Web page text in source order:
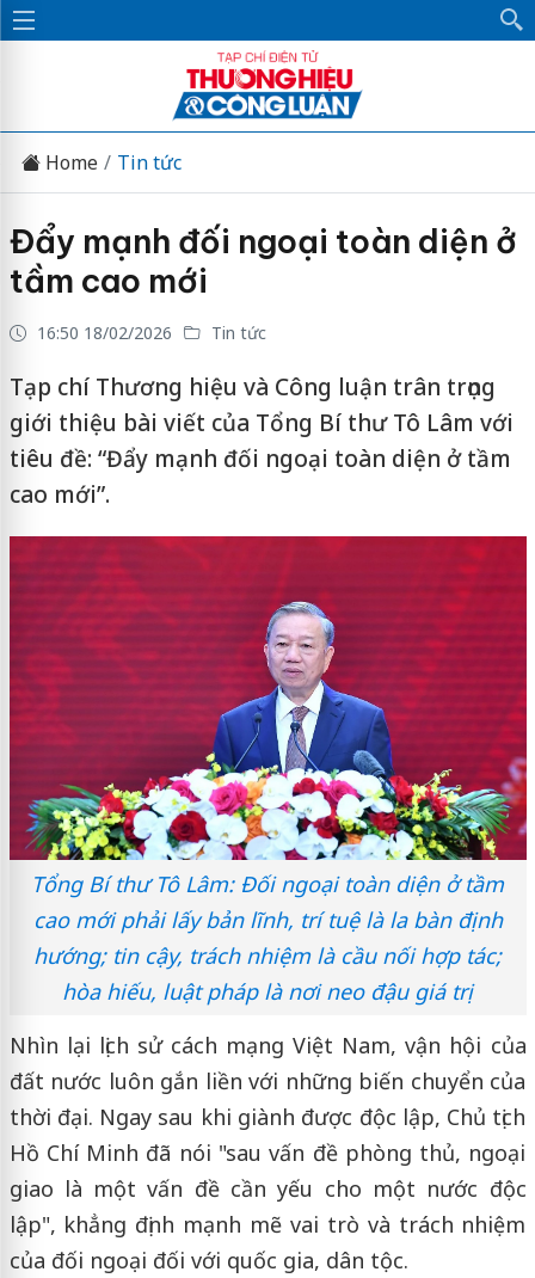
Home Tin tức
Đẩy mạnh đối ngoại toàn diện ở
tầm cao mới
16:50 18/02/2026 Tin tức
Tạp chí Thương hiệu và Công luận trân trọng
giới thiệu bài viết của Tổng Bí thư Tô Lâm với
tiêu đề: “Đẩy mạnh đối ngoại toàn diện ở tầm
cao mới”.
Tổng Bí thư Tô Lâm: Đối ngoại toàn diện ở tầm
cao mới phải lấy bản lĩnh, trí tuệ là la bàn định
hướng; tin cậy, trách nhiệm là cầu nối hợp tác;
hòa hiếu, luật pháp là nơi neo đậu giá trị
Nhìn lại lịch sử cách mạng Việt Nam, vận hội của
đất nước luôn gắn liền với những biến chuyển của
thời đại. Ngay sau khi giành được độc lập, Chủ tịch
Hồ Chí Minh đã nói "sau vấn đề phòng thủ, ngoại
giao là một vấn đề cần yếu cho một nước độc
lập", khẳng định mạnh mẽ vai trò và trách nhiệm
của đối ngoại đối với quốc gia, dân tộc.